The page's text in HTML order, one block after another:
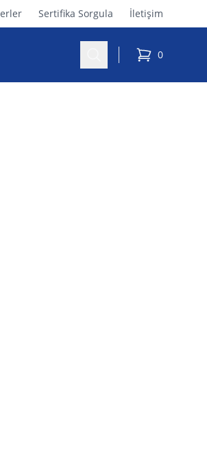
Sertifika Sorgula İletişim
0
sepetteki